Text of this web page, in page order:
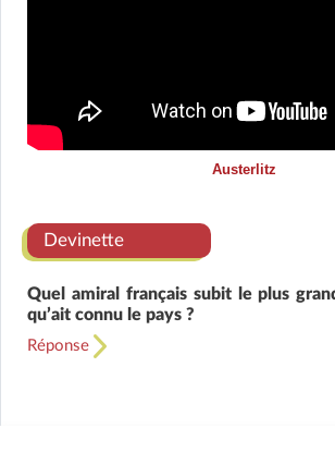
Austerlitz
Devinette
Quel amiral français subit le plus
qu’ait connu le pays ?
Réponse